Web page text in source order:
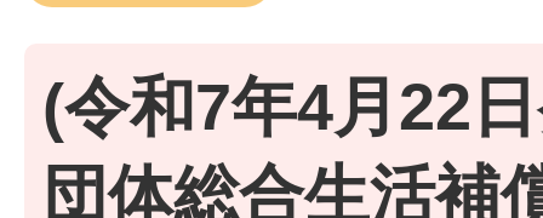
(令和7年4月22
団体総合生活補